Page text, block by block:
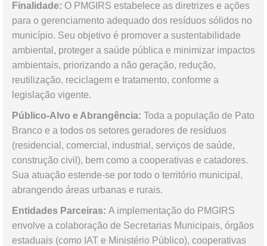
Finalidade: O PMGIRS estabelece as diretrizes e ações
para o gerenciamento adequado dos resíduos sólidos no
município. Seu objetivo é promover a sustentabilidade
ambiental, proteger a saúde pública e minimizar impactos
ambientais, priorizando a não geração, redução,
reutilização, reciclagem e tratamento, conforme a
legislação vigente.
Público-Alvo e Abrangência: Toda a população de Pato
Branco e a todos os setores geradores de resíduos
(residencial, comercial, industrial, serviços de saúde,
construção civil), bem como a cooperativas e catadores.
Sua atuação estende-se por todo o território municipal,
abrangendo áreas urbanas e rurais.
Entidades Parceiras: A implementação do PMGIRS
envolve a colaboração de Secretarias Municipais, órgãos
estaduais (como IAT e Ministério Público), cooperativas